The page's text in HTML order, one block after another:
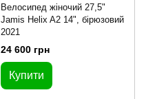
Велосипед жіночий 27,5"
Jamis Helix A2 14", бірюзовий
2021
24 600 грн
Купити